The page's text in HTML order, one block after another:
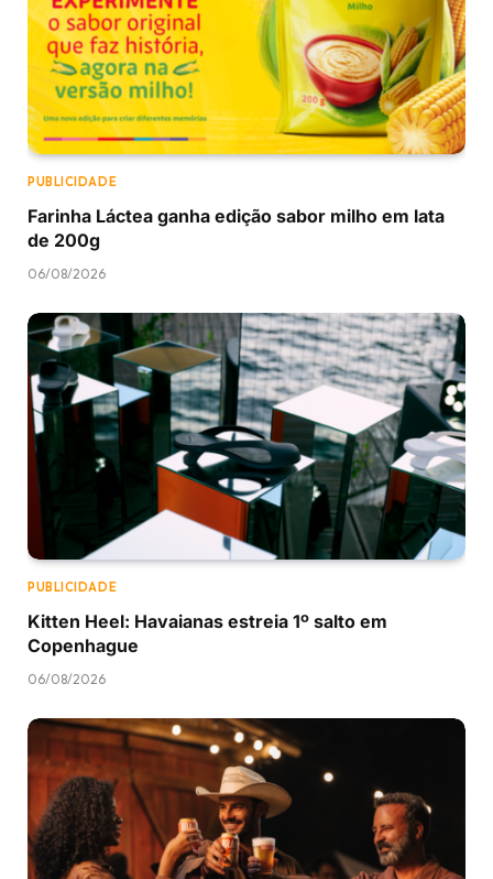
PUBLICIDADE
Farinha Láctea ganha edição sabor milho em lata
de 200g
06/08/2026
PUBLICIDADE
Kitten Heel: Havaianas estreia 1º salto em
Copenhague
06/08/2026